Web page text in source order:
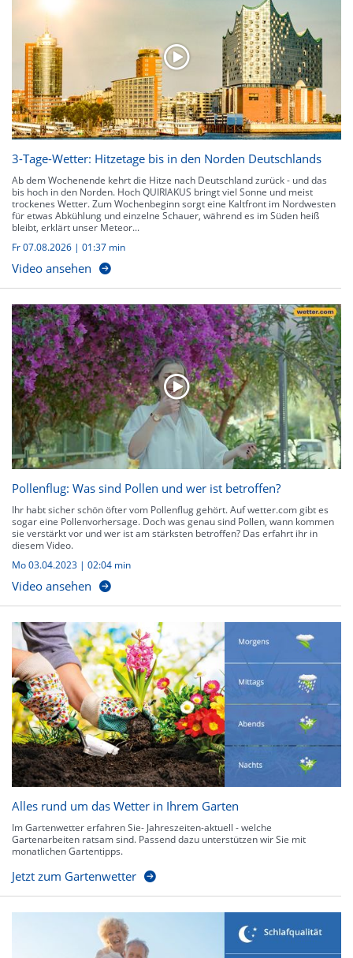
3-Tage-Wetter: Hitzetage bis in den Norden Deutschlands
Ab dem Wochenende kehrt die Hitze nach Deutschland zurück - und das
bis hoch in den Norden. Hoch QUIRIAKUS bringt viel Sonne und meist
trockenes Wetter. Zum Wochenbeginn sorgt eine Kaltfront im Nordwesten
für etwas Abkühlung und einzelne Schauer, während es im Süden heiß
bleibt, erklärt unser Meteor...
Fr 07.08.2026 | 01:37 min
Video ansehen
Pollenflug: Was sind Pollen und wer ist betroffen?
Ihr habt sicher schön öfter vom Pollenflug gehört. Auf wetter.com gibt es
sogar eine Pollenvorhersage. Doch was genau sind Pollen, wann kommen
sie verstärkt vor und wer ist am stärksten betroffen? Das erfahrt ihr in
diesem Video.
Mo 03.04.2023 | 02:04 min
Video ansehen
Alles rund um das Wetter in Ihrem Garten
Im Gartenwetter erfahren Sie- Jahreszeiten-aktuell - welche
Gartenarbeiten ratsam sind. Passend dazu unterstützen wir Sie mit
monatlichen Gartentipps.
Jetzt zum Gartenwetter